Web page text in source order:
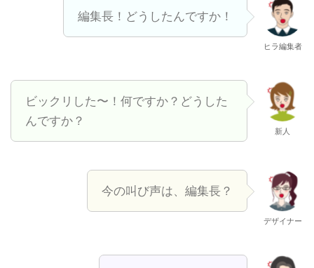
編集長！どうしたんですか！
ヒラ編集者
ビックリした〜！何ですか？どうした
んですか？
新人
今の叫び声は、編集長？
デザイナー